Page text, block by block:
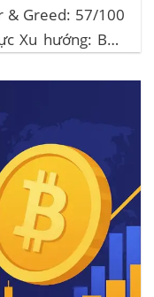
& Greed: 57/100
Xu hướng: BTC